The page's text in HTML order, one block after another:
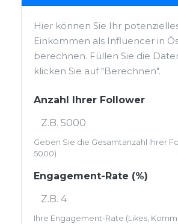
Hier können Sie Ihr
Einkommen als Influencer in
berechnen. Füllen Sie die
klicken Sie auf "Berechnen".
Anzahl Ihrer Follower
Geben Sie die Gesamtanzahl Ihrer
5000)
Engagement-Rate (%)
Ihre Engagement-Rate (Likes,